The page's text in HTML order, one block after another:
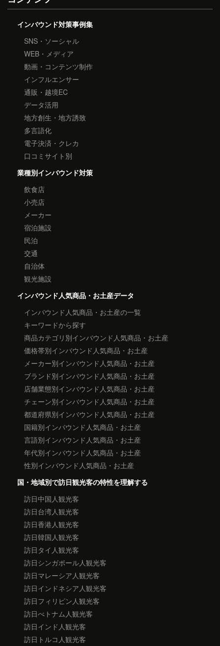
インバウンド対策事例集
SNS・ソーシャル
WEB・メディア
動画・コンテンツ制作
インフルエンサー
通販・越境EC
データ活用
地方創生・地方誘致
多言語化
電子決済・クレカ
口コミサイト別
業種別インバウンド対策
飲食店
小売店
メーカー
宿泊施設
民泊
交通
自治体
観光施設
インバウンド人気商品・お土産データ
インバウンド人気商品・お土産の一覧
キーワードから探す
商品カテゴリ別インバウンド人気商品・お土産
価格帯別インバウンド人気商品・お土産
メーカー別インバウンド人気商品・お土産
ブランド別インバウンド人気商品・お土産
店舗業態別インバウンド人気商品・お土産
チェーン別インバウンド人気商品・お土産
都道府県別インバウンド人気商品・お土産
国籍別インバウンド人気商品・お土産
言語別インバウンド人気商品・お土産
年代別インバウンド人気商品・お土産
性別インバウンド人気商品・お土産
国・地域別で訪日観光客の特性を理解する
訪日中国人観光客
訪日台湾人観光客
訪日香港人観光客
訪日韓国人観光客
訪日タイ人観光客
訪日シンガポール人観光客
訪日マレーシア人観光客
訪日インドネシア人観光客
訪日フィリピン人観光客
訪日べトナム人観光客
訪日インド人観光客
訪日トルコ人観光客